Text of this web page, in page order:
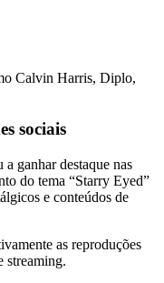
Calvin Harris, Diplo,
sociais
ganhar destaque nas
do tema “Starry Eyed”
e conteúdos de
as reproduções
streaming.